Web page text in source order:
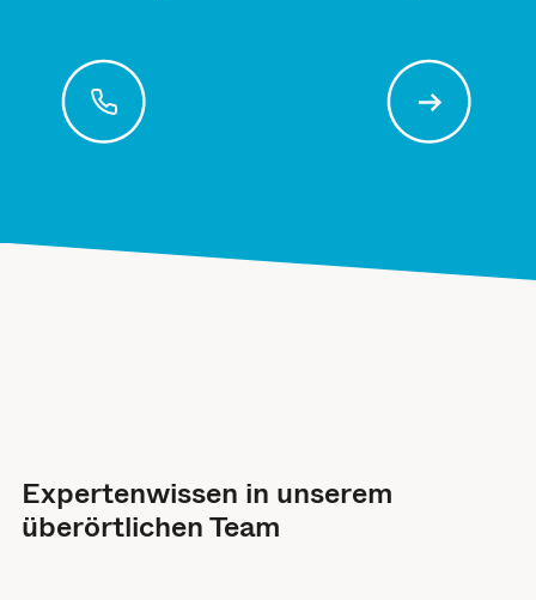
Expertenwissen in unserem
überörtlichen Team